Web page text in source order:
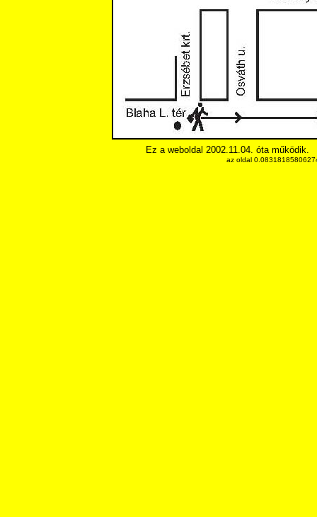
Ez a weboldal 2002.11.04. óta működik.
az oldal